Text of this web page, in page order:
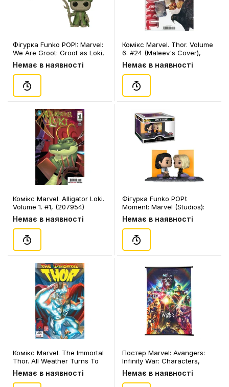
Фігурка Funko POP!: Marvel:
We Are Groot: Groot as Loki,
(79517)
Немає в наявності
Комікс Marvel. Thor. Volume
6. #24 (Maleev's Cover),
(953451)
Немає в наявності
Комікс Marvel. Alligator Loki.
Volume 1. #1, (207954)
Немає в наявності
Фігурка Funko POP!:
Moment: Marvel (Studios):
Loki: Loki and Sylvie (Special
Edition), (65030)
Немає в наявності
Комікс Marvel. The Immortal
Thor. All Weather Turns To
Storm. Volume 1. #1, (954185)
Немає в наявності
Постер Marvel: Avangers:
Infinity War: Characters,
(400441)
Немає в наявності